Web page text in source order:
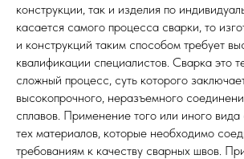
конструкции, так и изделия по
касается самого процесса сварки, то
и конструкций таким способом требует
квалификации специалистов. Сварка это
сложный процесс, суть которого
высокопрочного, неразъемного
сплавов. Применение того или иного вида
тех материалов, которые необходимо
требованиям к качеству сварных швов.